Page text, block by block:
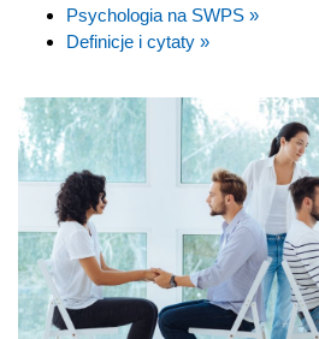
Psychologia na SWPS »
Definicje i cytaty »